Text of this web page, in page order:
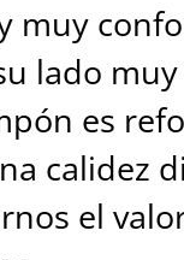
muy
lado
es
calidez
el